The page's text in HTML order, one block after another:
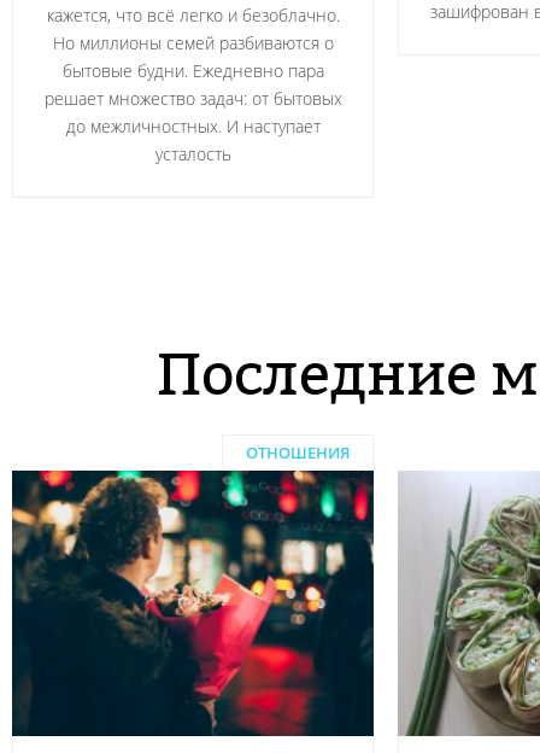
зашифрован
кажется, что всё легко и безоблачно.
Но миллионы семей разбиваются о
бытовые будни. Ежедневно пара
решает множество задач: от бытовых
до межличностных. И наступает
усталость
Последние
ОТНОШЕНИЯ